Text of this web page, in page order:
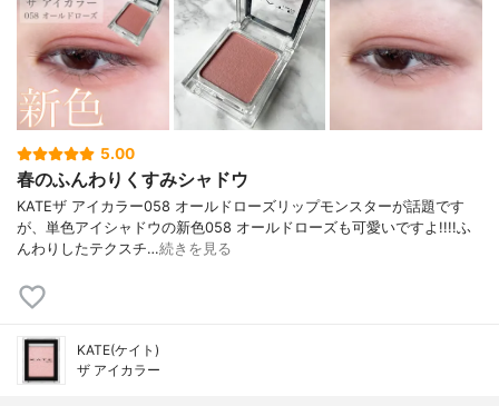
5.00
春のふんわりくすみシャドウ
KATEザ アイカラー058 オールドローズリップモンスターが話題です
が、単色アイシャドウの新色058 オールドローズも可愛いですよ!!!!ふ
んわりしたテクスチ…続きを見る
KATE(ケイト)
ザ アイカラー